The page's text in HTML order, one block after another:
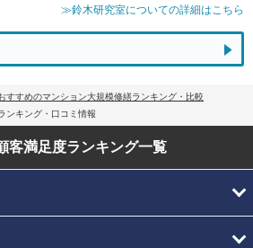
≫鈴木研究室についての詳細はこちら
すすめのマンション大規模修繕ランキング・比較
ンキング・口コミ情報
客満足度ランキング一覧